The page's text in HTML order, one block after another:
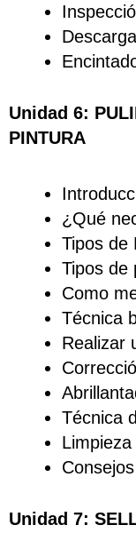
Unidad 6:
PINTURA
¿Qué
Tipos de
Tipos de
Como
Técnica
Realizar
Técnica
Limpieza
Unidad 7: